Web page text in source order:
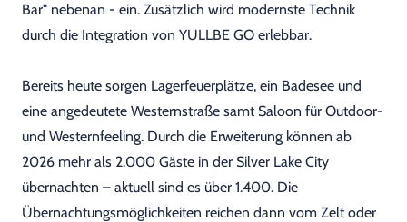
Bar" nebenan - ein. Zusätzlich wird modernste Technik
durch die Integration von YULLBE GO erlebbar.
Bereits heute sorgen Lagerfeuerplätze, ein Badesee und
eine angedeutete Westernstraße samt Saloon für Outdoor-
und Westernfeeling. Durch die Erweiterung können ab
2026 mehr als 2.000 Gäste in der Silver Lake City
übernachten – aktuell sind es über 1.400. Die
Übernachtungsmöglichkeiten reichen dann vom Zelt oder